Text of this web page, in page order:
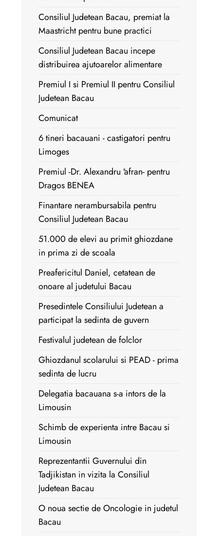
Consiliul Judetean Bacau, premiat la
Maastricht pentru bune practici
Consiliul Judetean Bacau incepe
distribuirea ajutoarelor alimentare
Premiul I si Premiul II pentru Consiliul
Judetean Bacau
Comunicat
6 tineri bacauani - castigatori pentru
Limoges
Premiul -Dr. Alexandru ªafran- pentru
Dragos BENEA
Finantare nerambursabila pentru
Consiliul Judetean Bacau
51.000 de elevi au primit ghiozdane
in prima zi de scoala
Preafericitul Daniel, cetatean de
onoare al judetului Bacau
Presedintele Consiliului Judetean a
participat la sedinta de guvern
Festivalul judetean de folclor
Ghiozdanul scolarului si PEAD - prima
sedinta de lucru
Delegatia bacauana s-a intors de la
Limousin
Schimb de experienta intre Bacau si
Limousin
Reprezentantii Guvernului din
Tadjikistan in vizita la Consiliul
Judetean Bacau
O noua sectie de Oncologie in judetul
Bacau